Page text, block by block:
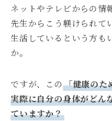
ネットやテレビからの情
先生からこう躾けられて
生活しているという方も
か。
ですが、この 「健康のた
実際に自分の身体がどん
ていますか？